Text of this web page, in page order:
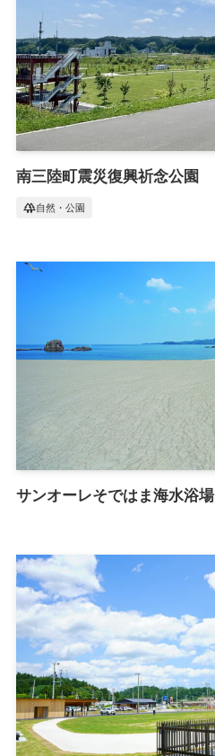
南三陸町震災復興祈念公園
forest自然・公園
サンオーレそではま海水浴場